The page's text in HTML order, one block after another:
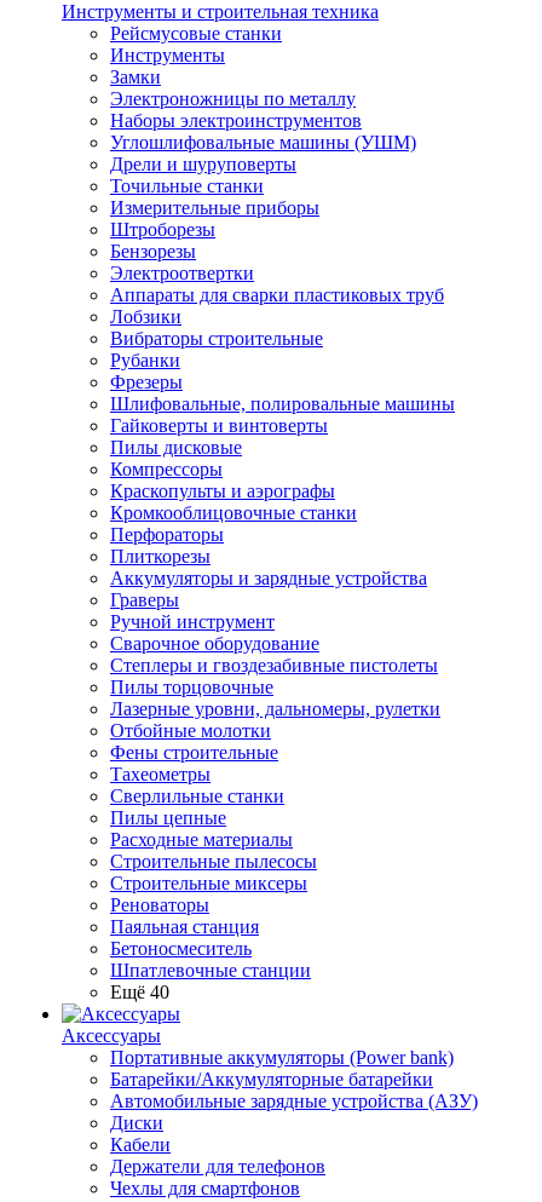
Инструменты и строительная техника
Рейсмусовые станки
Инструменты
Замки
Электроножницы по металлу
Наборы электроинструментов
Углошлифовальные машины (УШМ)
Дрели и шуруповерты
Точильные станки
Измерительные приборы
Штроборезы
Бензорезы
Электроотвертки
Аппараты для сварки пластиковых труб
Лобзики
Вибраторы строительные
Рубанки
Фрезеры
Шлифовальные, полировальные машины
Гайковерты и винтоверты
Пилы дисковые
Компрессоры
Краскопульты и аэрографы
Кромкооблицовочные станки
Перфораторы
Плиткорезы
Аккумуляторы и зарядные устройства
Граверы
Ручной инструмент
Сварочное оборудование
Степлеры и гвоздезабивные пистолеты
Пилы торцовочные
Лазерные уровни, дальномеры, рулетки
Отбойные молотки
Фены строительные
Тахеометры
Сверлильные станки
Пилы цепные
Расходные материалы
Строительные пылесосы
Строительные миксеры
Реноваторы
Паяльная станция
Бетоносмеситель
Шпатлевочные станции
Ещё 40
Аксессуары
Портативные аккумуляторы (Power bank)
Батарейки/Аккумуляторные батарейки
Автомобильные зарядные устройства (АЗУ)
Диски
Кабели
Держатели для телефонов
Чехлы для смартфонов